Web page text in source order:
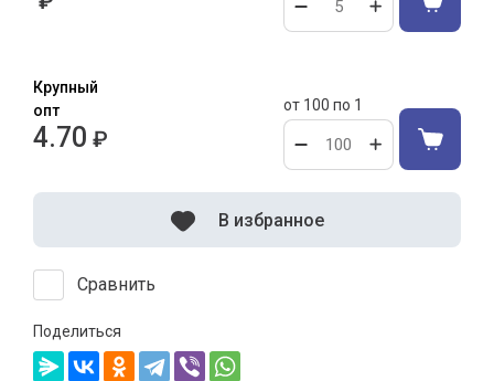
4.70 ₽
от 100 по 1
Сравнить
В избранное
Поделиться